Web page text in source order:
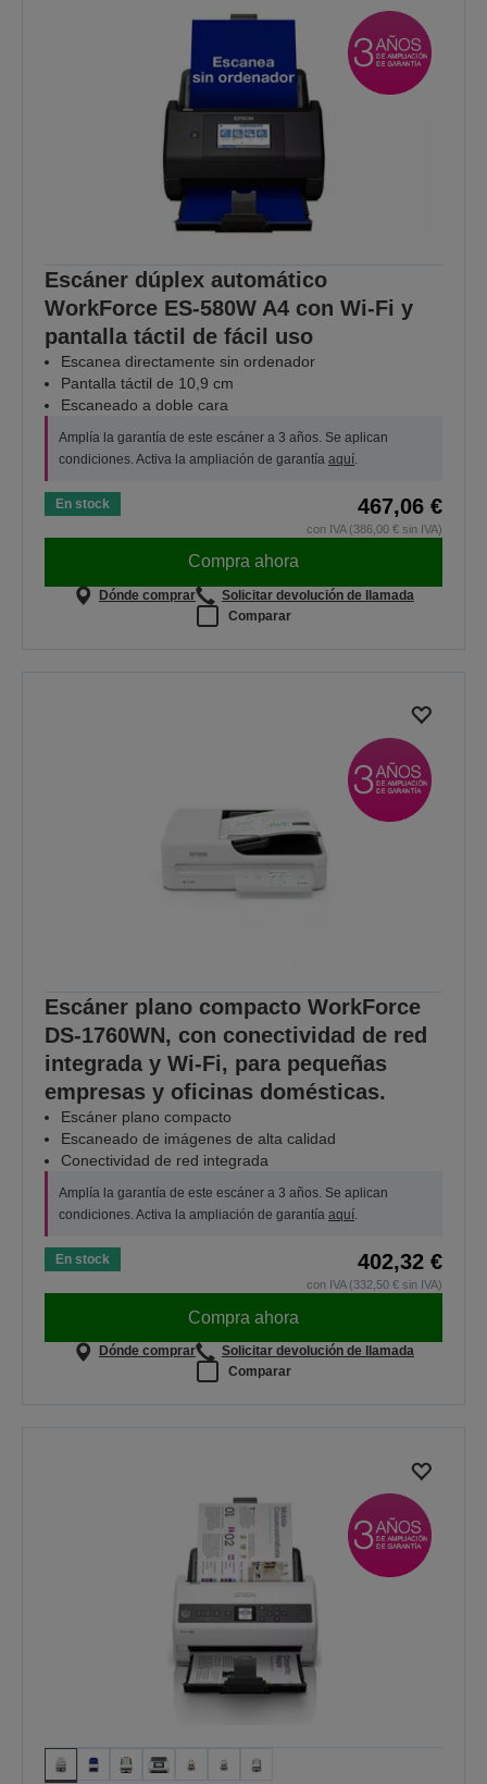
Escáner dúplex automático
WorkForce ES-580W A4 con Wi-Fi y
pantalla táctil de fácil uso
Escanea directamente sin ordenador
Pantalla táctil de 10,9 cm
Escaneado a doble cara
Amplía la garantía de este escáner a 3 años. Se aplican
condiciones. Activa la ampliación de garantía aquí.
En stock 467,06 €
con IVA (386,00 € sin IVA)
Compra ahora
Dónde comprar
Solicitar devolución de llamada
Comparar
Escáner plano compacto WorkForce
DS-1760WN, con conectividad de red
integrada y Wi-Fi, para pequeñas
empresas y oficinas domésticas.
Escáner plano compacto
Escaneado de imágenes de alta calidad
Conectividad de red integrada
Amplía la garantía de este escáner a 3 años. Se aplican
condiciones. Activa la ampliación de garantía aquí.
En stock 402,32 €
con IVA (332,50 € sin IVA)
Compra ahora
Dónde comprar
Solicitar devolución de llamada
Comparar